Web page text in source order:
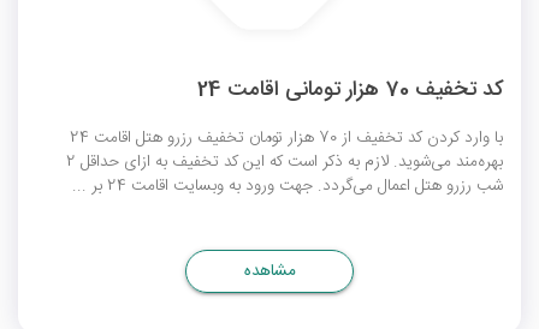
کد تخفیف 70 هزار تومانی اقامت 24
با وارد کردن کد تخفیف از 70 هزار تومان تخفیف رزرو هتل اقامت 24
بهره‌مند می‌شوید. لازم به ذکر است که این کد تخفیف به ازای حداقل 2
شب رزرو هتل اعمال می‌گردد. جهت ورود به وبسایت اقامت 24 بر ...
مشاهده